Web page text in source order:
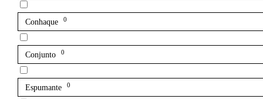
Conhaque 0
Conjunto 0
Espumante 0